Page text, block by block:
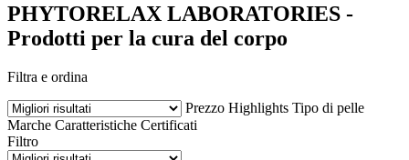
PHYTORELAX LABORATORIES -
Prodotti per la cura del corpo
Filtra e ordina
Prezzo Highlights Tipo di pelle
Marche Caratteristiche Certificati
Filtro